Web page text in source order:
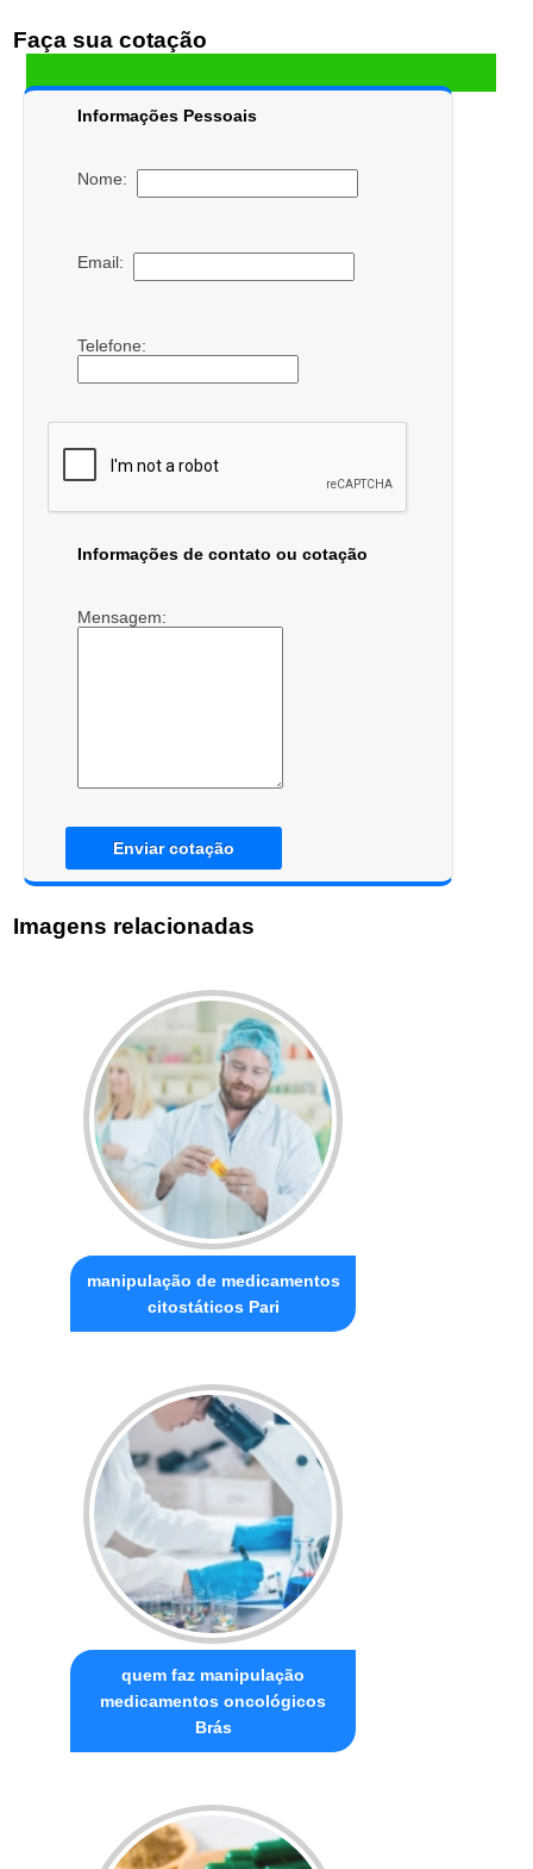
Faça sua cotação
Informações Pessoais
Nome:
Email:
Telefone:
Informações de contato ou cotação
Mensagem:
Enviar cotação
Imagens relacionadas
manipulação de medicamentos
citostáticos Pari
quem faz manipulação
medicamentos oncológicos
Brás